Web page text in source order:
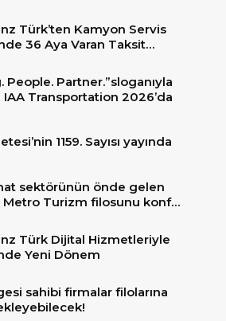
Türk’ten Kamyon Servis
36 Aya Varan Taksit
People. Partner.”sloganıyla
IAA Transportation 2026’da
1159. Sayısı yayında
sektörünün önde gelen
Metro Turizm filosunu konfor
ile güçlendirdi!
Türk Dijital Hizmetleriyle
Yeni Dönem
sahibi firmalar filolarına